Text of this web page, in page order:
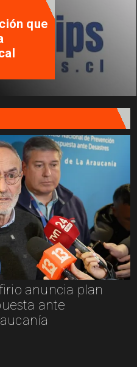
que
anuncia plan
ante